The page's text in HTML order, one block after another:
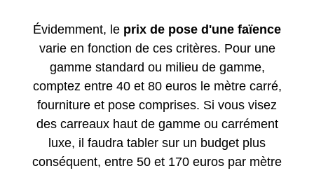
Évidemment, le prix de pose d'une faïence
varie en fonction de ces critères. Pour une
gamme standard ou milieu de gamme,
comptez entre 40 et 80 euros le mètre carré,
fourniture et pose comprises. Si vous visez
des carreaux haut de gamme ou carrément
luxe, il faudra tabler sur un budget plus
conséquent, entre 50 et 170 euros par mètre